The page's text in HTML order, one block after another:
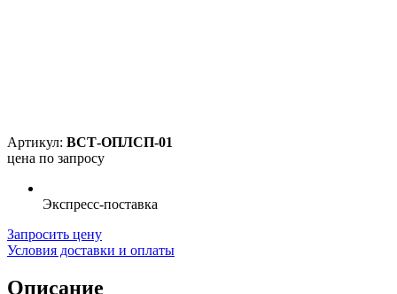
Артикул: ВСТ-ОПЛСП-01
цена по запросу
Экспресс-поставка
Запросить цену
Условия доставки и оплаты
Описание